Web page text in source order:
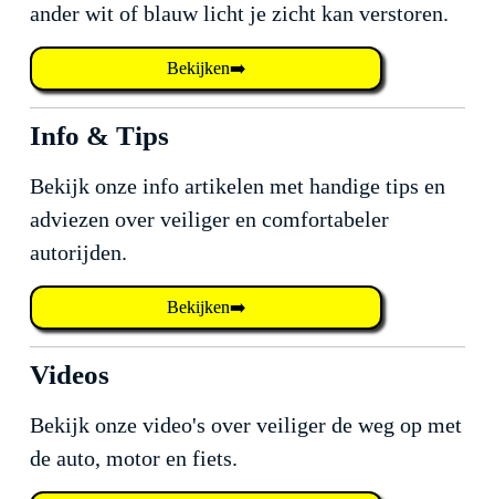
ander wit of blauw licht je zicht kan verstoren.
Bekijken➡️
Info & Tips
Bekijk onze info artikelen met handige tips en
adviezen over veiliger en comfortabeler
autorijden.
Bekijken➡️
Videos
Bekijk onze video's over veiliger de weg op met
de auto, motor en fiets.